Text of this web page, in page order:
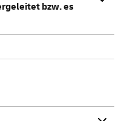
bzw. es